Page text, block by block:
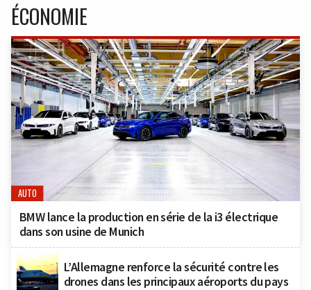
ÉCONOMIE
AUTO
BMW lance la production en série de la i3 électrique
dans son usine de Munich
L’Allemagne renforce la sécurité contre les
drones dans les principaux aéroports du pays